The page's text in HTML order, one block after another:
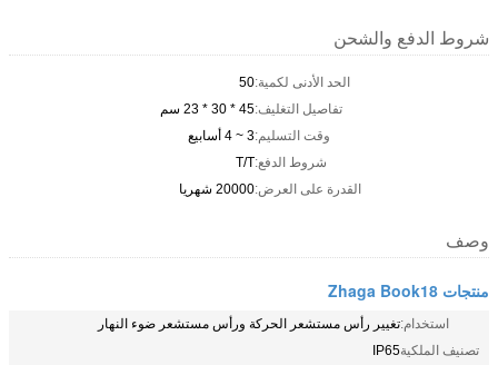
شروط الدفع والشحن
الحد الأدنى لكمية:50
تفاصيل التغليف:45 * 30 * 23 سم
وقت التسليم:3 ~ 4 أسابيع
شروط الدفع:T/T
القدرة على العرض:20000 شهريا
وصف
منتجات Zhaga Book18
استخدام:تغيير رأس مستشعر الحركة ورأس مستشعر ضوء النهار
تصنيف الملكيةIP65